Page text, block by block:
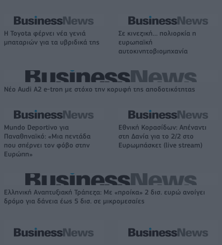
Η Toyota φέρνει νέα γενιά
μπαταριών για τα υβριδικά της
Σε κινεζική… πολιορκία η
ευρωπαϊκή
αυτοκινητοβιομηχανία
Νέο Audi A2 e-tron με στόχο την κορυφή της αποδοτικότητας
Mundo Deportivo για
Παναθηναϊκό: «Μια πεντάδα
που σπέρνει τον φόβο στην
Ευρώπη»
Εθνική Κορασίδων: Απέναντι
στη Δανία για το 2/2 στο
Ευρωμπάσκετ (live stream)
Ελληνική Αναπτυξιακή Τράπεζα: Με «προίκα» 2 δισ. ευρώ ανοίγει
δρόμο για δάνεια έως 5 δισ. σε μικρομεσαίες